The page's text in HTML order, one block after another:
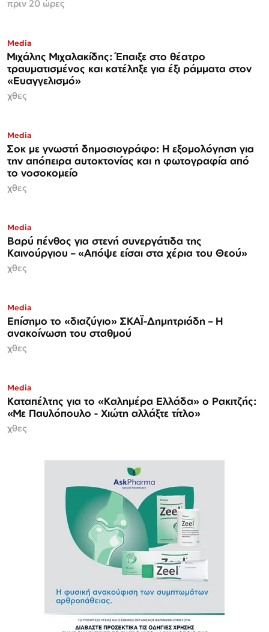
πριν 20 ώρες
Media
Μιχάλης Μιχαλακίδης: Έπαιξε στο θέατρο
τραυματισμένος και κατέληξε για έξι ράμματα στον
«Ευαγγελισμό»
χθες
Media
Σοκ με γνωστή δημοσιογράφο: Η εξομολόγηση για
την απόπειρα αυτοκτονίας και η φωτογραφία από
το νοσοκομείο
χθες
Media
Βαρύ πένθος για στενή συνεργάτιδα της
Καινούργιου – «Απόψε είσαι στα χέρια του Θεού»
χθες
Media
Επίσημο το «διαζύγιο» ΣΚΑΪ-Δημητριάδη – Η
ανακοίνωση του σταθμού
χθες
Media
Καταπέλτης για το «Καλημέρα Ελλάδα» ο Ρακιτζής:
«Με Παυλόπουλο - Χιώτη αλλάξτε τίτλο»
χθες